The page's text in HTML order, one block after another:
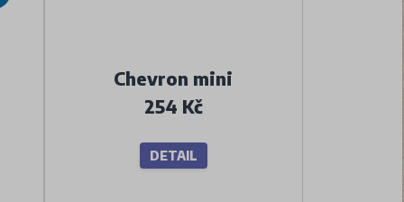
Chevron mini
254 Kč
DETAIL